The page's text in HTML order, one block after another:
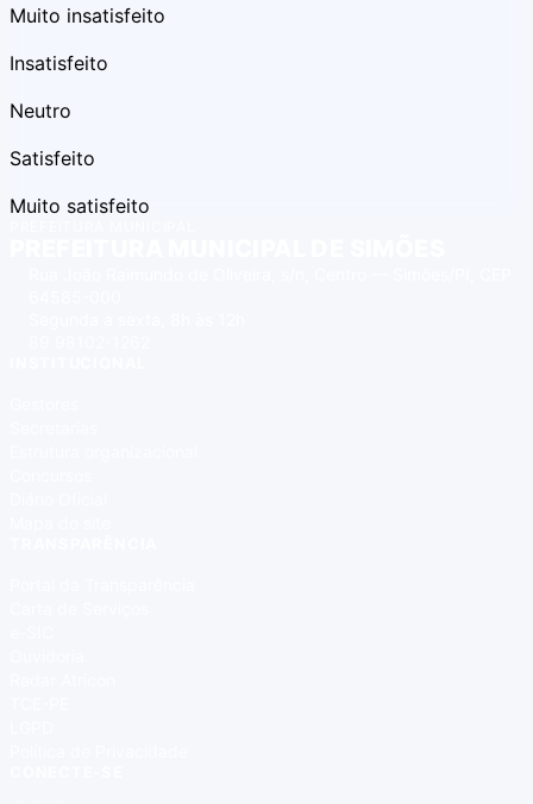
Muito insatisfeito
Insatisfeito
Neutro
Satisfeito
Muito satisfeito